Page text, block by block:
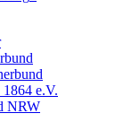
e.V.
NRW